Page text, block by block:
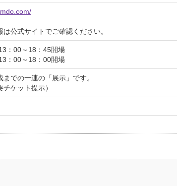
公式サイトでご確認ください。
：00～18：45開場
：00～18：00開場
での一連の「展示」です。
ケット提示）